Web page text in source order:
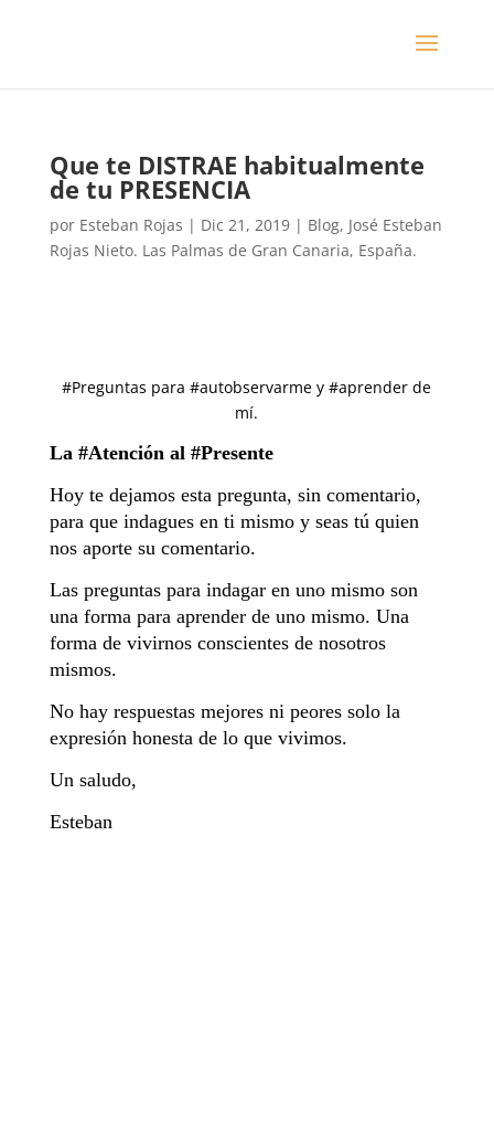
Que te DISTRAE habitualmente
de tu PRESENCIA
por Esteban Rojas | Dic 21, 2019| Blog, José Esteban
Rojas Nieto. Las Palmas de Gran Canaria, España.
#Preguntas para #autobservarme y #aprender de
mí.
La #Atención al #Presente
Hoy te dejamos esta pregunta, sin comentario,
para que indagues en ti mismo y seas tú quien
nos aporte su comentario.
Las preguntas para indagar en uno mismo son
una forma para aprender de uno mismo. Una
forma de vivirnos conscientes de nosotros
mismos.
No hay respuestas mejores ni peores solo la
expresión honesta de lo que vivimos.
Un saludo,
Esteban